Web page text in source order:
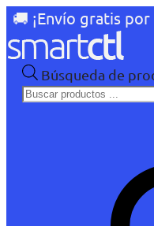
🚚 ¡Envío gratis
Búsqueda de